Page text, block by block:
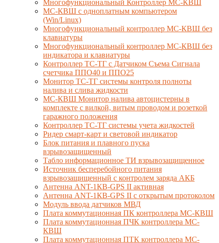
Многофункциональный Контроллер МС-КВШ
МС-КВШ с одноплатным компьютером
(Win/Linux)
Многофункциональный контроллер МС-КВШ без
клавиатуры
Многофункциональный контроллер МС-КВШ без
индикатора и клавиатуры
Контроллер ТС-ТГ с Датчиком Съема Сигнала
счетчика ППО40 и ППО25
Монитор ТС-ТГ системы контроля полноты
налива и слива жидкости
МС-КВШ Монитор налива автоцистерны в
комплекте с вилкой, витым проводом и розеткой
гаражного положения
Контроллер ТС-ТГ системы учета жидкостей
Ридер смарт-карт и световой индикатор
Блок питания и плавного пуска
взрывозащищенный
Табло информационное ТИ взрывозащищенное
Источник бесперебойного питания
взрывозащищенный с контролем заряда АКБ
Антенна ANT-1КВ-GPS II активная
Антенна ANT-1КВ-GPS II с открытым протоколом
Модуль ввода датчиков МВД
Плата коммутационная ПК контроллера МС-КВШ
Плата коммутационная ПЧК контроллера МС-
КВШ
Плата коммутационная ПТК контроллера МС-